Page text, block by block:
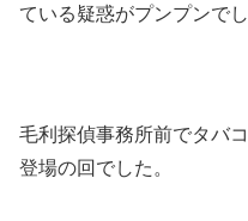
ている疑惑がプンプンでし
毛利探偵事務所前でタバ
登場の回でした。